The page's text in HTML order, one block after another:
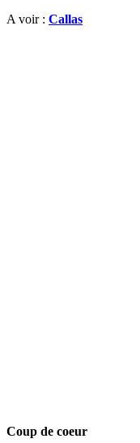
A voir : Callas
Coup de coeur